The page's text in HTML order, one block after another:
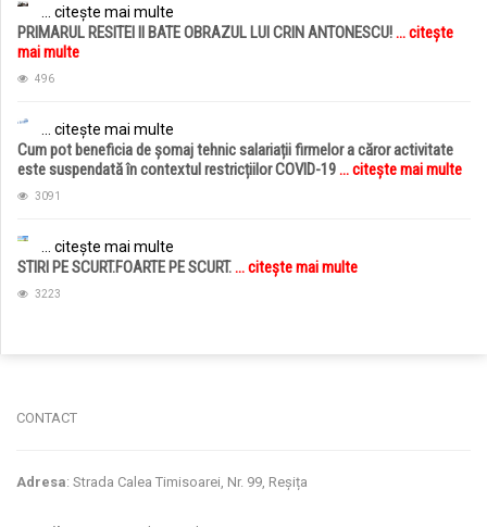
... citește mai multe
PRIMARUL RESITEI II BATE OBRAZUL LUI CRIN ANTONESCU!... citește
mai multe
496
... citește mai multe
Cum pot beneficia de șomaj tehnic salariații firmelor a căror activitate
este suspendată în contextul restricțiilor COVID-19... citește mai multe
3091
... citește mai multe
STIRI PE SCURT.FOARTE PE SCURT.... citește mai multe
3223
CONTACT
Adresa: Strada Calea Timisoarei, Nr. 99, Reșița